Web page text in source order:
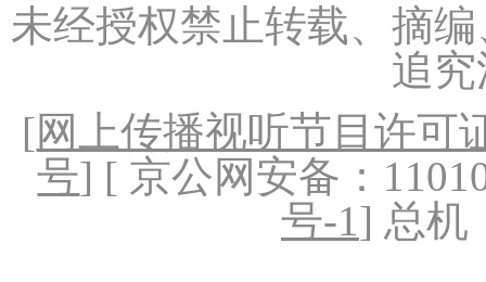
未经授权禁止转载、摘
追
[网上传播视听节目许可
号] [ 京公网安备：
号-1] 总机